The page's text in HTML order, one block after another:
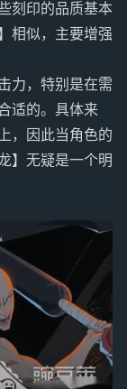
刻印的品质基本
相似，主要增强
力，特别是在需
适的。具体来
，因此当角色的
】无疑是一个明